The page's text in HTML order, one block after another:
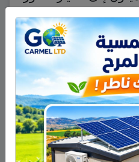
جاذبية وليس
لدينا صورة عن
تظهرنا أكثر جذابية
تفسير جزئي
بأنفسهم،
تكرار تصوير
إلى صورة